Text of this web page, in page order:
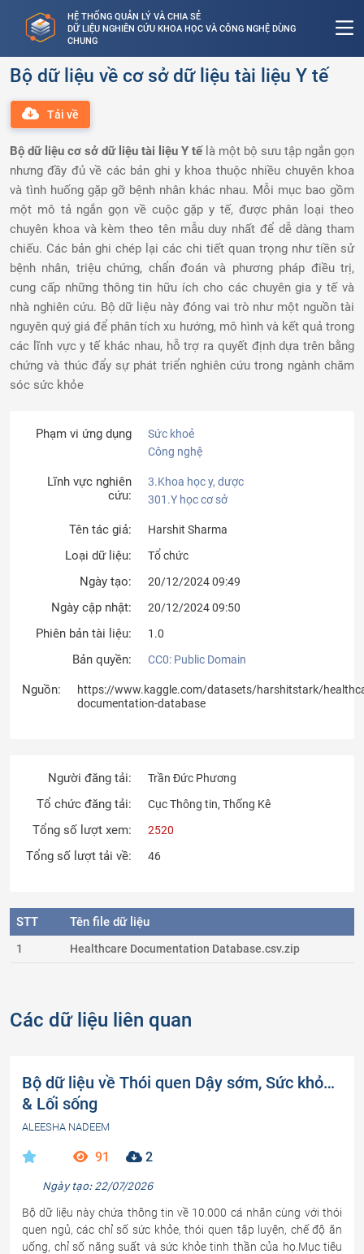
HỆ THỐNG QUẢN LÝ VÀ CHIA SẺ
DỮ LIỆU NGHIÊN CỨU KHOA HỌC VÀ CÔNG NGHỆ DÙNG
CHUNG
Bộ dữ liệu về cơ sở dữ liệu tài liệu Y tế
Tải về
Bộ dữ liệu cơ sở dữ liệu tài liệu Y tếlà một bộ sưu tập ngắn gọn
nhưng đầy đủ về các bản ghi y khoa thuộc nhiều chuyên khoa
và tình huống gặp gỡ bệnh nhân khác nhau. Mỗi mục bao gồm
một mô tả ngắn gọn về cuộc gặp y tế, được phân loại theo
chuyên khoa và kèm theo tên mẫu duy nhất để dễ dàng tham
chiếu. Các bản ghi chép lại các chi tiết quan trọng như tiền sử
bệnh nhân, triệu chứng, chẩn đoán và phương pháp điều trị,
cung cấp những thông tin hữu ích cho các chuyên gia y tế và
nhà nghiên cứu. Bộ dữ liệu này đóng vai trò như một nguồn tài
nguyên quý giá để phân tích xu hướng, mô hình và kết quả trong
các lĩnh vực y tế khác nhau, hỗ trợ ra quyết định dựa trên bằng
chứng và thúc đẩy sự phát triển nghiên cứu trong ngành chăm
sóc sức khỏe
Phạm vi ứng dụng
Sức khoẻ
Công nghệ
Lĩnh vực nghiên
cứu:
3.Khoa học y, dược
301.Y học cơ sở
Tên tác giả: Harshit Sharma
Loại dữ liệu: Tổ chức
Ngày tạo: 20/12/2024 09:49
Ngày cập nhật: 20/12/2024 09:50
Phiên bản tài liệu: 1.0
Bản quyền: CC0: Public Domain
Nguồn:
https://www.kaggle.com/datasets/harshitstark/
documentation-database
Người đăng tải: Trần Đức Phương
Tổ chức đăng tải: Cục Thông tin, Thống Kê
Tổng số lượt xem: 2520
Tổng số lượt tải về: 46
STT Tên file dữ liệu
1 Healthcare Documentation Database.csv.zip
Các dữ liệu liên quan
Bộ dữ liệu về Thói quen Dậy sớm, Sức khỏe
& Lối sống
ALEESHA NADEEM
91 2
Ngày tạo: 22/07/2026
Bộ dữ liệu này chứa thông tin về 10.000 cá nhân cùng với thói
quen ngủ, các chỉ số sức khỏe, thói quen tập luyện, chế độ ăn
uống, chỉ số năng suất và sức khỏe tinh thần của họ.Mục tiêu